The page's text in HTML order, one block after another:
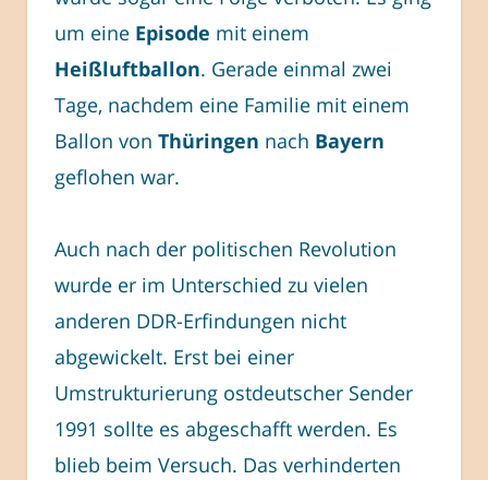
um eine Episode mit einem
Heißluftballon. Gerade einmal zwei
Tage, nachdem eine Familie mit einem
Ballon von Thüringen nach Bayern
geflohen war.
Auch nach der politischen Revolution
wurde er im Unterschied zu vielen
anderen DDR-Erfindungen nicht
abgewickelt. Erst bei einer
Umstrukturierung ostdeutscher Sender
1991 sollte es abgeschafft werden. Es
blieb beim Versuch. Das verhinderten